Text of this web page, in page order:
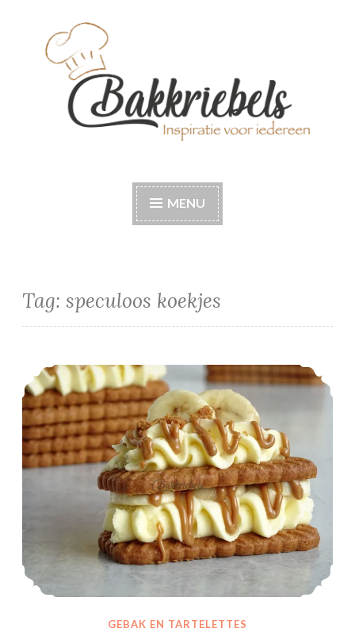
Bakkriebels
MENU
Tag: speculoos koekjes
Speculoos gebakjes
GEBAK EN TARTELETTES